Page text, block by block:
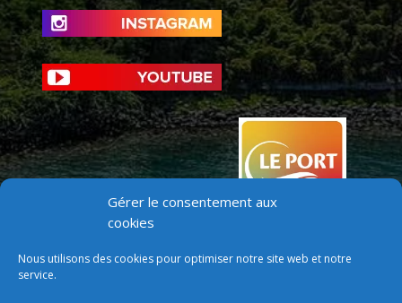
Gérer le consentement aux
cookies
Nous utilisons des cookies pour optimiser notre site web et notre
service.